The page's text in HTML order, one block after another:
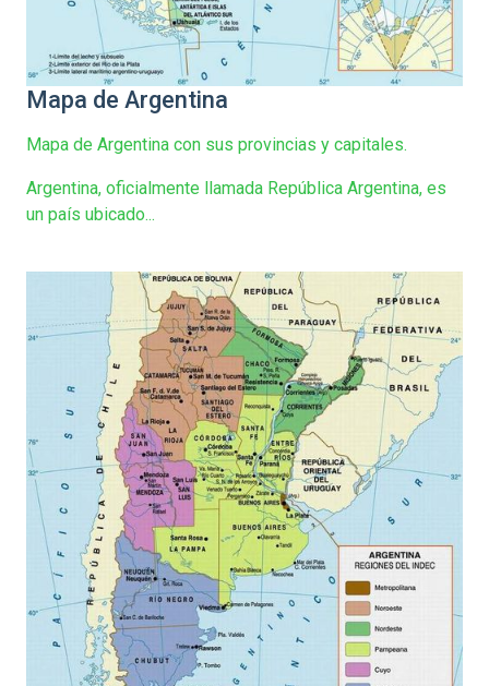
Mapa de Argentina
Mapa de Argentina con sus provincias y capitales.
Argentina, oficialmente llamada República Argentina, es
un país ubicado...